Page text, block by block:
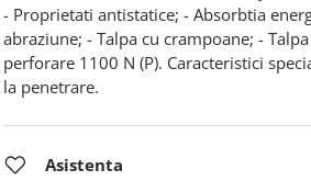
- Proprietati antistatice; - Absorbtia
abraziune; - Talpa cu crampoane; -
perforare 1100 N (P). Caracteristici
la penetrare.
Asistenta